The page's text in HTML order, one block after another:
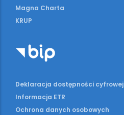
Magna Charta
KRUP
Deklaracja dostępności cyfrowej
Informacja ETR
Ochrona danych osobowych